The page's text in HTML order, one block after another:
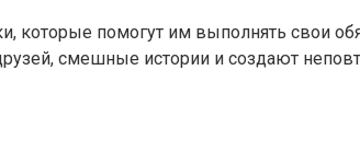
которые помогут им выполнять свои
смешные истории и создают